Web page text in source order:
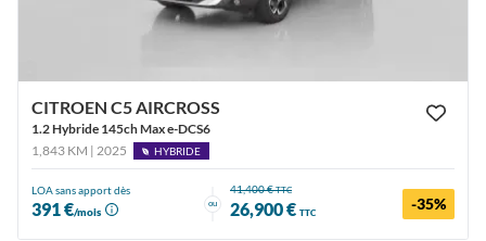
CITROEN C5 AIRCROSS
1.2 Hybride 145ch Max e-DCS6
1,843 KM | 2025
HYBRIDE
LOA sans apport dès
391 €/mois
ou
41,400 €TTC
26,900 € TTC -35%